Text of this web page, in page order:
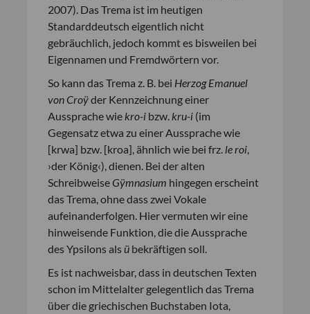
2007). Das Trema ist im heutigen
Standarddeutsch eigentlich nicht
gebräuchlich, jedoch kommt es bisweilen bei
Eigennamen und Fremdwörtern vor.
So kann das Trema z. B. bei Herzog Emanuel
von Croÿder Kennzeichnung einer
Aussprache wie kro-i bzw. kru-i (im
Gegensatz etwa zu einer Aussprache wie
[krwa] bzw. [kroa], ähnlich wie bei frz. le roi
›der König‹), dienen. Bei der alten
Schreibweise Gÿmnasium hingegen erscheint
das Trema, ohne dass zwei Vokale
aufeinanderfolgen. Hier vermuten wir eine
hinweisende Funktion, die die Aussprache
des Ypsilons alsü bekräftigen soll.
Es ist nachweisbar, dass in deutschen Texten
schon im Mittelalter gelegentlich das Trema
über die griechischen Buchstaben Iota,